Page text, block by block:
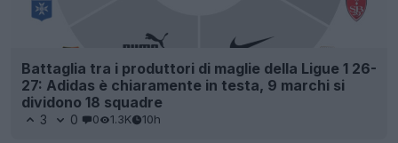
Battaglia tra i produttori di maglie della Ligue 1 26-
27: Adidas è chiaramente in testa, 9 marchi si
dividono 18 squadre
3 0 0 1.3K 10h